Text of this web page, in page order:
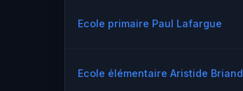
Ecole primaire Paul Lafargue
Ecole élémentaire Aristide Briand